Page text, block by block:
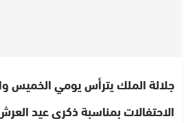
جلالة الملك يترأس يومي الخميس
الاحتفالات بمناسبة ذكرى عيد